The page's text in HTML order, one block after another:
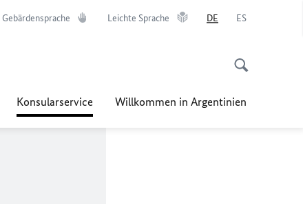
Gebärdensprache Leichte Sprache DE ES
Konsularservice Willkommen in Argentinien